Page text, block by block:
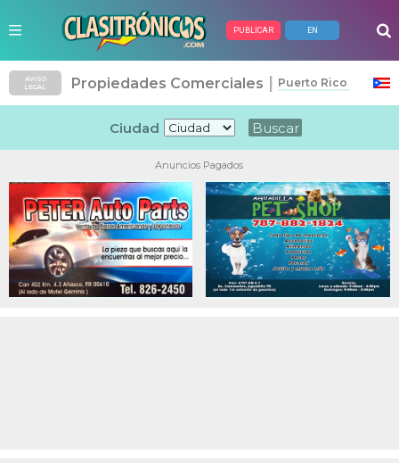
PUBLICAR EN
Anuncios Pagados
AVISO
LEGAL
Propiedades Comerciales Puerto Rico
Ciudad